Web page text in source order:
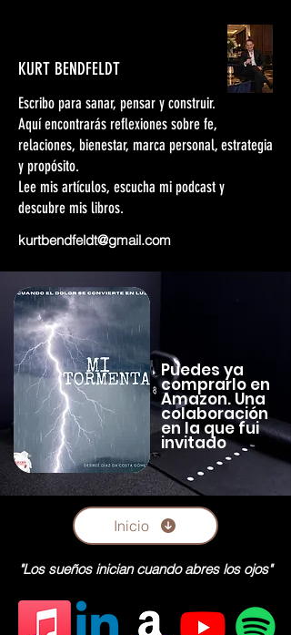
KURT BENDFELDT
Escribo para sanar, pensar y construir.
Aquí encontrarás reflexiones sobre fe,
relaciones, bienestar, marca personal, estrategia
y propósito.
Lee mis artículos, escucha mi podcast y
descubre mis libros.
kurtbendfeldt@gmail.com
Puedes ya
comprarlo en
Amazon. Una
colaboración
en la que fui
invitado
Inicio
"Los sueños inician cuando abres los ojos"